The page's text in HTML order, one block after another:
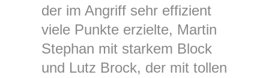
der im Angriff sehr effizient
viele Punkte erzielte, Martin
Stephan mit starkem Block
und Lutz Brock, der mit tollen